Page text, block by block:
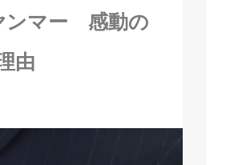
ンマー 感動の
由